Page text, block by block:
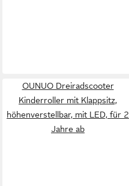
OUNUO Dreiradscooter
Kinderroller mit Klappsitz,
höhenverstellbar, mit LED, für 2
Jahre ab